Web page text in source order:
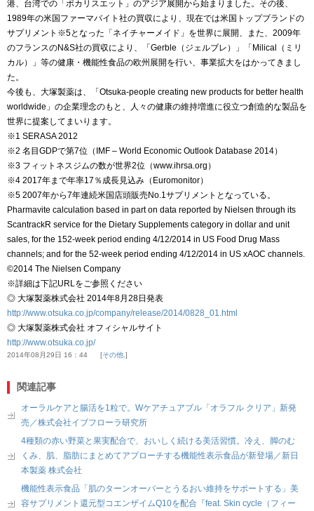
港、台湾での「ポカリスエット」のアジア展開から始まりました。その後、
1989年の米国ファーマバイト社の買収により、現在では米国トップブランドの
サプリメント※5となった「ネイチャーメイド」を世界に展開、また、2009年
のフランスのN&S社の買収により、「Gerble（ジェルブレ）」「Milical（ミリ
カル）」等の健康・機能性食品の欧州展開を行い、事業拡大をはかってきまし
た。
今後も、大塚製薬は、「Otsuka-people creating new products for better health
worldwide」の企業理念のもと、人々の健康の維持増進に役立つ創造的な製品を
世界に提案してまいります。
※1 SERASA 2012
※2 名目GDPで第7位（IMF – World Economic Outlook Database 2014）
※3 フィットネスジムの数が世界2位（www.ihrsa.org）
※4 2017年まで年率17％成長見込み（Euromonitor）
※5 2007年から7年連続米国店頭販売No.1サプリメントとなっている。
Pharmavite calculation based in part on data reported by Nielsen through its
ScantrackR service for the Dietary Supplements category in dollar and unit
sales, for the 152-week period ending 4/12/2014 in US Food Drug Mass
channels; and for the 52-week period ending 4/12/2014 in US xAOC channels.
©2014 The Nielsen Company
※詳細は下記URLをご参照ください
◎ 大塚製薬株式会社 2014年8月28日発表
http://www.otsuka.co.jp/company/release/2014/0828_01.html
◎ 大塚製薬株式会社 オフィシャルサイト
http://www.otsuka.co.jp/
2014年08月29日 16：44 その他.
関連記事
オーラルケアと腸活を1粒で。Wケアチュアブル「オラフル クリア」新発
売／株式会社イブフローラ研究所
4種類の赤い野菜と果実配合で、おいしく続ける美活習慣。冷え、脚のむ
くみ、肌、脂肪にまとめてアプローチする機能性表示食品が新登場／新日
本製薬 株式会社
機能性表示食品「肌のターンオーバーとうるおい維持をサポートする」美
容サプリメント還元型コエンザイムQ10を配合『feat. Skin cycle（フィー